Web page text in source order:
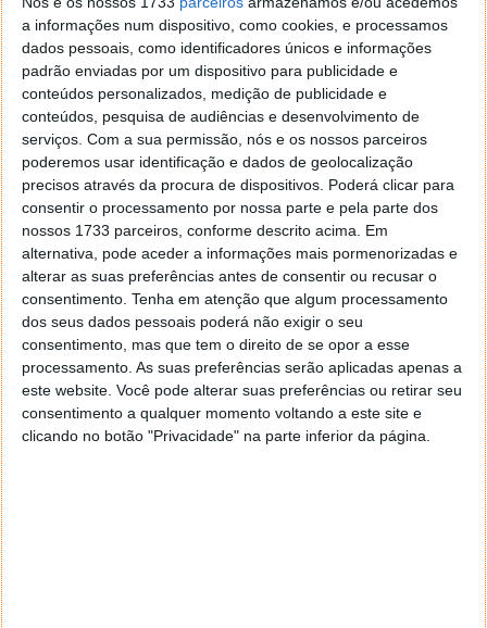
a informações num dispositivo, como cookies, e processamos
dados pessoais, como identificadores únicos e informações
padrão enviadas por um dispositivo para publicidade e
conteúdos personalizados, medição de publicidade e
conteúdos, pesquisa de audiências e desenvolvimento de
serviços. Com a sua permissão, nós e os nossos parceiros
poderemos usar identificação e dados de geolocalização
precisos através da procura de dispositivos. Poderá clicar para
consentir o processamento por nossa parte e pela parte dos
nossos 1733 parceiros, conforme descrito acima. Em
alternativa, pode aceder a informações mais pormenorizadas e
alterar as suas preferências antes de consentir ou recusar o
consentimento. Tenha em atenção que algum processamento
dos seus dados pessoais poderá não exigir o seu
consentimento, mas que tem o direito de se opor a esse
processamento. As suas preferências serão aplicadas apenas a
este website. Você pode alterar suas preferências ou retirar seu
consentimento a qualquer momento voltando a este site e
clicando no botão "Privacidade" na parte inferior da página.
De imediato e com uma simples ligação no
dispositivo móvel fica pronto a usar e a transmitir os
conteúdos que os utilizadores entenderem.
O Microsoft Wireless Display Adapter adopta uma
filosofia um pouco diferente do que a Google
colocou no seu Chromecast.
Em primeiro lugar a comunicação é feita sobre o
Miracast, que é mais aberto que o protocolo
proprietário usado pela Google.
Em segundo mantêm as comunicações dentro da
rede local e sem necessitar de uma ligação à
Internet, garantindo também que funciona com
qualquer aplicação, uma vez que espelha os
conteúdos do ecrã do dispositivo.